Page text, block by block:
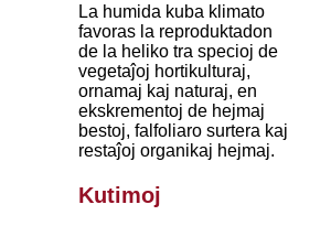
La humida kuba klimato
favoras la reproduktadon
de la heliko tra specioj de
vegetaĵoj hortikulturaj,
ornamaj kaj naturaj, en
ekskrementoj de hejmaj
bestoj, falfoliaro surtera kaj
restaĵoj organikaj hejmaj.
Kutimoj